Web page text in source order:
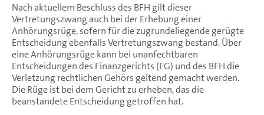
Nach aktuellem Beschluss des BFH gilt dieser
Vertretungszwang auch bei der Erhebung einer
Anhörungsrüge, sofern für die zugrundeliegende gerügte
Entscheidung ebenfalls Vertretungszwang bestand. Über
eine Anhörungsrüge kann bei unanfechtbaren
Entscheidungen des Finanzgerichts (FG) und des BFH die
Verletzung rechtlichen Gehörs geltend gemacht werden.
Die Rüge ist bei dem Gericht zu erheben, das die
beanstandete Entscheidung getroffen hat.